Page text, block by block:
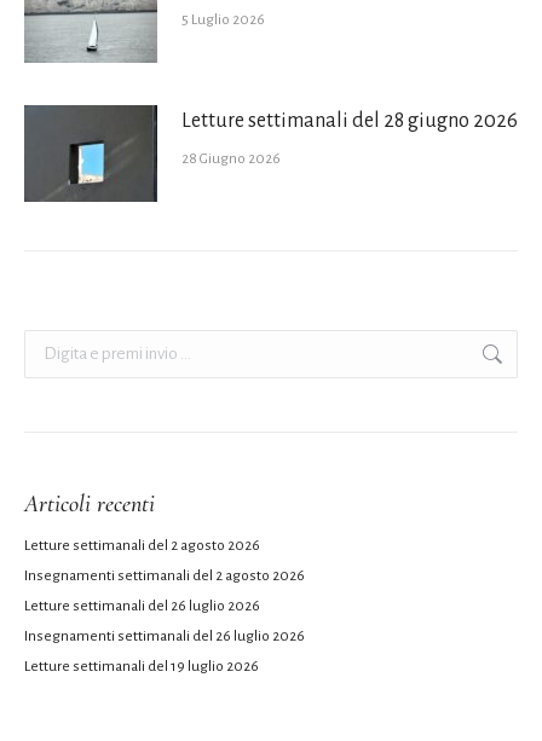
5 Luglio 2026
Letture settimanali del 28 giugno 2026
28 Giugno 2026
Articoli recenti
Letture settimanali del 2 agosto 2026
Insegnamenti settimanali del 2 agosto 2026
Letture settimanali del 26 luglio 2026
Insegnamenti settimanali del 26 luglio 2026
Letture settimanali del 19 luglio 2026